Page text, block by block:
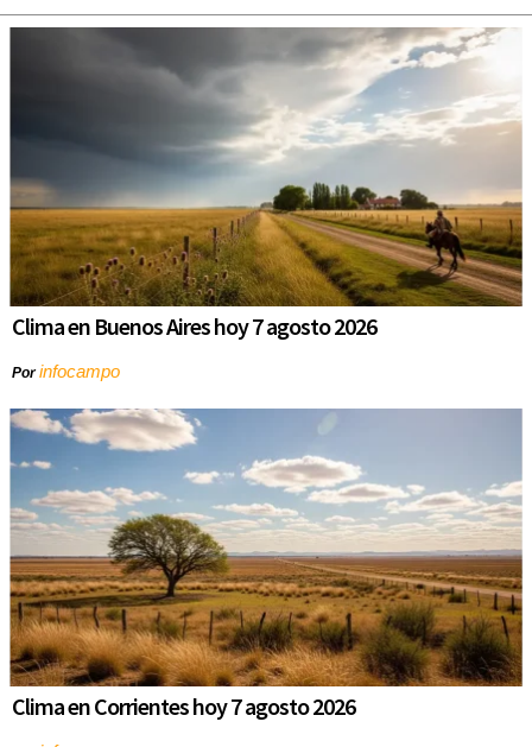
Clima en Buenos Aires hoy 7 agosto 2026
Porinfocampo
Clima en Corrientes hoy 7 agosto 2026